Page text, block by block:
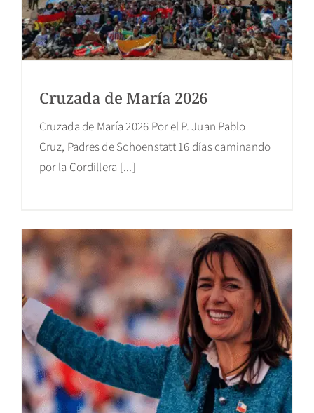
Cruzada de María 2026
Cruzada de María 2026 Por el P. Juan Pablo
Cruz, Padres de Schoenstatt 16 días caminando
por la Cordillera [...]